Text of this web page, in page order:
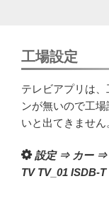
工場設定
テレビアプリは
ンが無いので工
いと出てきません
設定 ⇒ カー ⇒
TV TV_01 ISDB-T